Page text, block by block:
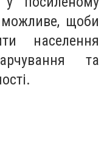
щоби
населення
та